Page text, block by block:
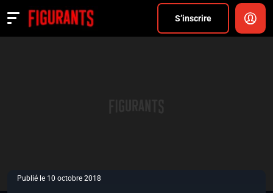
S’inscrire
Actualités
Publié le 10 octobre 2018